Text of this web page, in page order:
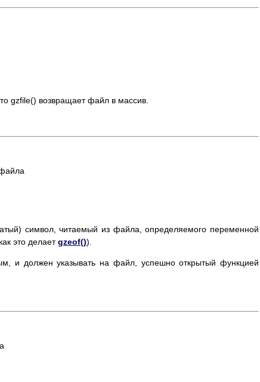
gzfile() возвращает файл в массив.
символ, читаемый из файла, определяемого переменной
это делаетgzeof()).
и должен указывать на файл, успешно открытый функцией